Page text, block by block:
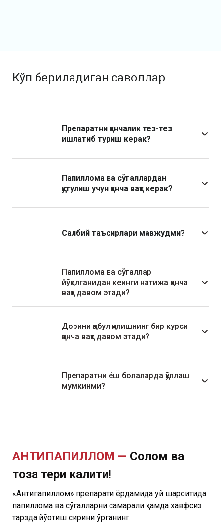
Кўп бериладиган саволлар
Препаратни қанчалик тез-тез
ишлатиб туриш керак?
Папиллома ва сўгаллардан
қутулиш учун қанча вақт керак?
Салбий таъсирлари мавжудми?
Папиллома ва сўгаллар
йўқолганидан кеинги натижа қанча
вақт давом этади?
Дорини қабул қилишнинг бир курси
қанча вақт давом этади?
Препаратни ёш болаларда қўллаш
мумкинми?
АНТИПАПИЛЛОМ — Соғлом ва
тоза тери калити!
«Антипапиллом» препарати ёрдамида уй шароитида
папиллома ва сўгалларни самарали ҳамда хавфсиз
тарзда йўқотиш сирини ўрганинг.